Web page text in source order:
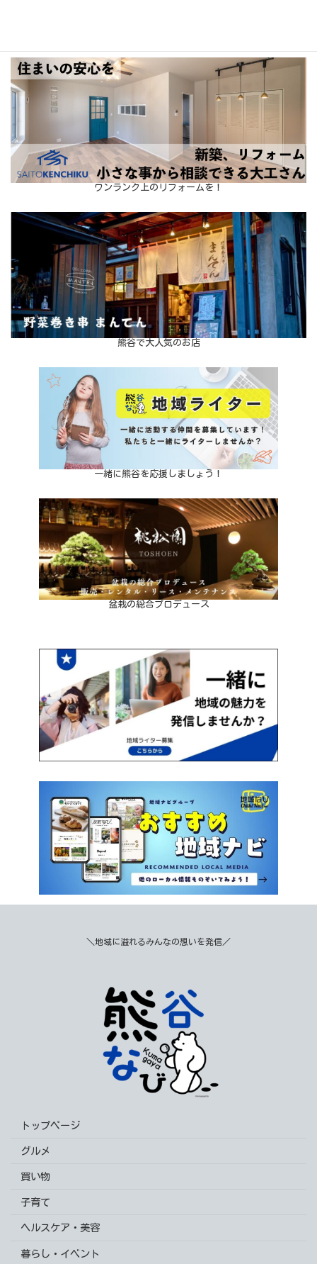
ワンランク上のリフォームを！
熊谷で大人気のお店
一緒に熊谷を応援しましょう！
盆栽の総合プロデュース
＼地域に溢れるみんなの想いを発信／
トップページ
グルメ
買い物
子育て
ヘルスケア・美容
暮らし・イベント